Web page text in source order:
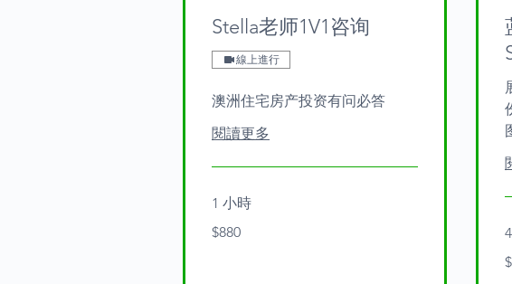
Stella老师1V1咨询
線上進行
澳洲住宅房产投资有问必答
閱讀更多
1 小時
Australian
$880